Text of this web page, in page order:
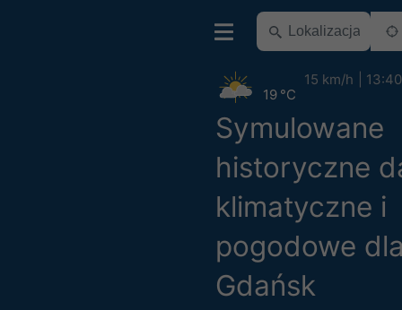
Symulowane
historyczne
klimatyczne i
pogodowe
Gdańsk
19 °C
15 km/h 13:40